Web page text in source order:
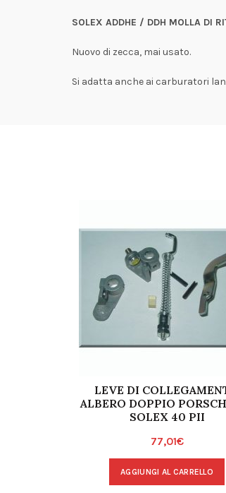
SOLEX ADDHE / DDH MOLLA DI
Nuovo di zecca, mai usato.
Si adatta anche ai carburatori
LEVE DI
ALBERO DOPPIO
SOLEX 40 PII
77,01€
AGGIUNGI AL CARRELLO